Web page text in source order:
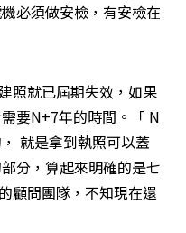
必須做安檢，有安檢在
照就已屆期失效，如果
要N+7年的時間。「 N
就是拿到執照可以蓋
分，算起來明確的是七
顧問團隊，不知現在還